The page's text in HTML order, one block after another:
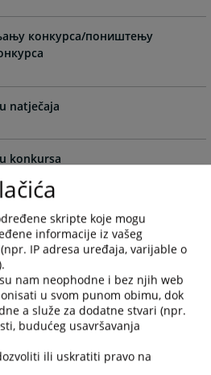
key
for
конкурса/поништењу
natječaja
konkursa
konkursa
za četiri pozicije suca
i četiri pozicije suca
konkursa
skripte koje mogu
informacije iz vašeg
IP adresa uređaja, varijable o
nam neophodne i bez njih web
u svom punom obimu, dok
a služe za dodatne stvari (npr.
budućeg usavršavanja
ili uskratiti pravo na